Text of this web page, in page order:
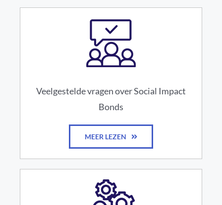
Veelgestelde vragen over Social Impact
Bonds
MEER LEZEN